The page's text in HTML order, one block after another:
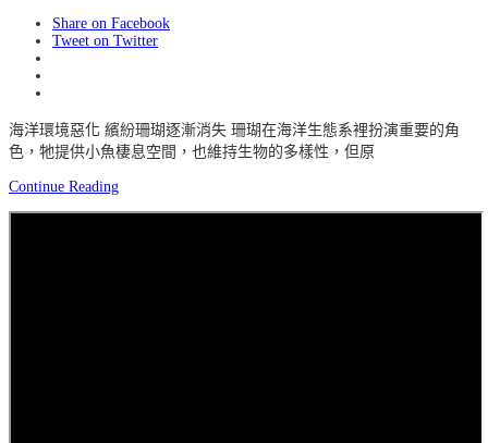
Share on Facebook
Tweet on Twitter
海洋環境惡化 繽紛珊瑚逐漸消失 珊瑚在海洋生態系裡扮演重要的角
色，牠提供小魚棲息空間，也維持生物的多樣性，但原
Continue Reading